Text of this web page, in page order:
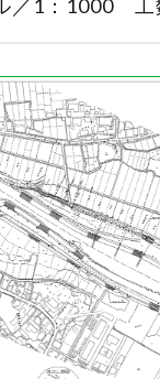
／1：1000 工